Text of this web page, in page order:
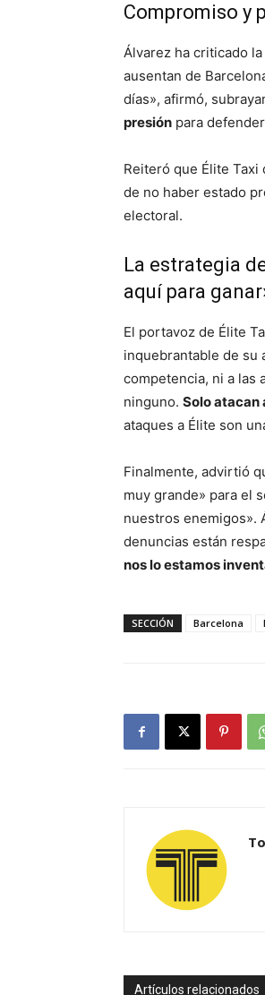
Compromiso y
Álvarez ha criticado
ausentan de
días», afirmó,
presión para
Reiteró que Élite
de no haber estado
electoral.
La estrategia
aquí para
El portavoz de Élite
inquebrantable de su
competencia, ni a las
ninguno. Solo atacan
ataques a Élite son
Finalmente, advirtió
muy grande» para el
nuestros enemigos».
denuncias están
nos lo estamos
SECCIÓN Barcelona
Artículos relacionados